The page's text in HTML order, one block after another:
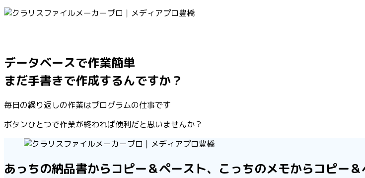
データベースで作業簡単
まだ手書きで作成するんですか？
毎日の繰り返しの作業はプログラムの仕事です
ボタンひとつで作業が終われば便利だと思いませんか？
あっちの納品書からコピー＆ペースト、こっちのメモからコピー＆